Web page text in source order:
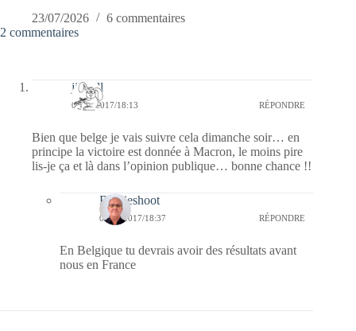
23/07/2026
6 commentaires
2 commentaires
jill bill
05/05/2017/18:13 RÉPONDRE
Bien que belge je vais suivre cela dimanche soir… en
principe la victoire est donnée à Macron, le moins pire
lis-je ça et là dans l’opinion publique… bonne chance !!
Bernieshoot
07/05/2017/18:37 RÉPONDRE
En Belgique tu devrais avoir des résultats avant
nous en France